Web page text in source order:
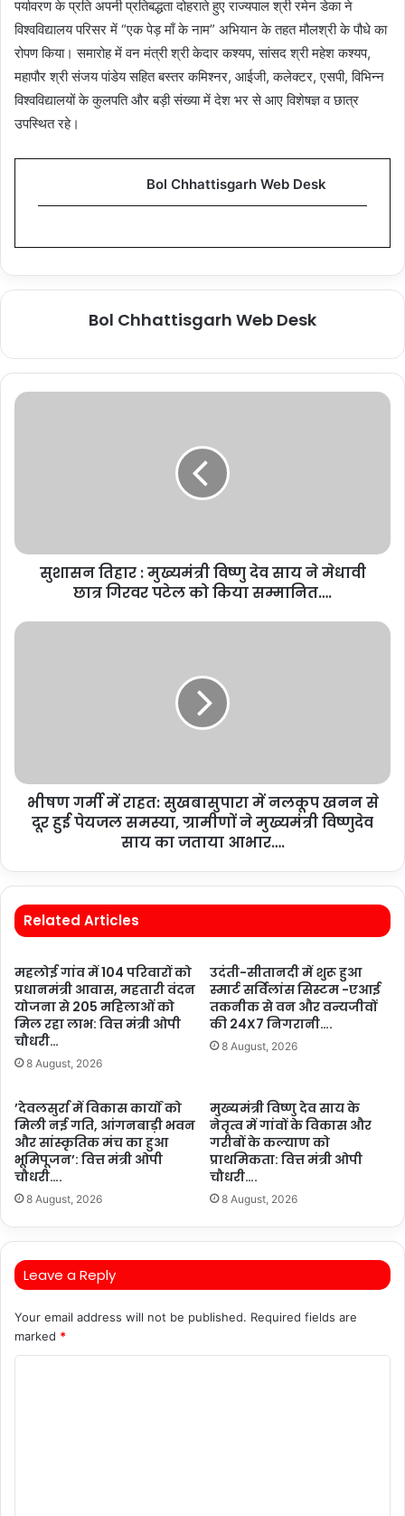
पर्यावरण के प्रति अपनी प्रतिबद्धता दोहराते हुए राज्यपाल श्री रमेन डेका ने
विश्वविद्यालय परिसर में “एक पेड़ माँ के नाम” अभियान के तहत मौलश्री के पौधे का
रोपण किया। समारोह में वन मंत्री श्री केदार कश्यप, सांसद श्री महेश कश्यप,
महापौर श्री संजय पांडेय सहित बस्तर कमिश्नर, आईजी, कलेक्टर, एसपी, विभिन्न
विश्वविद्यालयों के कुलपति और बड़ी संख्या में देश भर से आए विशेषज्ञ व छात्र
उपस्थित रहे।
Bol Chhattisgarh Web Desk
Bol Chhattisgarh Web Desk
सुशासन तिहार : मुख्यमंत्री विष्णु देव साय ने मेधावी
छात्र गिरवर पटेल को किया सम्मानित….
भीषण गर्मी में राहत: सुखबासुपारा में नलकूप खनन से
दूर हुई पेयजल समस्या, ग्रामीणों ने मुख्यमंत्री विष्णुदेव
साय का जताया आभार….
Related Articles
महलोई गांव में 104 परिवारों को
प्रधानमंत्री आवास, महतारी वंदन
योजना से 205 महिलाओं को
मिल रहा लाभ: वित्त मंत्री ओपी
चौधरी…
8 August, 2026
उदंती-सीतानदी में शुरू हुआ
स्मार्ट सर्विलांस सिस्टम -एआई
तकनीक से वन और वन्यजीवों
की 24X7 निगरानी….
8 August, 2026
’देवलसुर्रा में विकास कार्यों को
मिली नई गति, आंगनबाड़ी भवन
और सांस्कृतिक मंच का हुआ
भूमिपूजन’: वित्त मंत्री ओपी
चौधरी….
8 August, 2026
मुख्यमंत्री विष्णु देव साय के
नेतृत्व में गांवों के विकास और
गरीबों के कल्याण को
प्राथमिकता: वित्त मंत्री ओपी
चौधरी….
8 August, 2026
Leave a Reply
Your email address will not be published. Required fields are
marked *